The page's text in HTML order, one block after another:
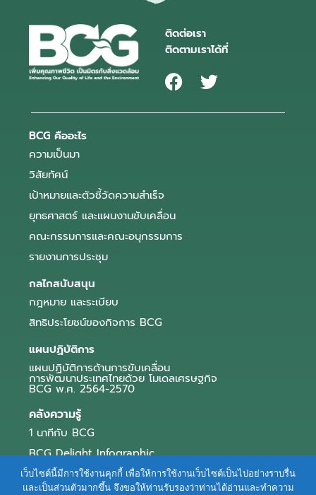
ติดต่อเรา
ติดตามเราได้ที่
BCG คืออะไร
ความเป็นมา
วิสัยทัศน์
เป้าหมายและตัวชี้วัดความสำเร็จ
ยุทธศาสตร์ และแผนงานขับเคลื่อน
คณะกรรมการและคณะอนุกรรมการ
รายงานการประชุม
กลไกสนับสนุน
กฎหมาย และระเบียบ
สิทธิประโยชน์ของกิจการ BCG
แผนปฏิบัติการ
แผนปฏิบัติการด้านการขับเคลื่อน
การพัฒนาประเทศไทยด้วย โมเดลเศรษฐกิจ
BCG พ.ศ. 2564-2570
คลังความรู้
1 นาทีกับ BCG
BCG Delight Infographic
สื่อประชาสัมพันธ์
เว็บไซต์นี้มีการใช้งานคุกกี้ เพื่อให้การใช้งานเว็บไซต์เป็นไปอย่างราบรื่น
และเป็นส่วนตัวมากขึ้น จึงขอให้ท่านรับรองว่าท่านได้อ่านและทำความ